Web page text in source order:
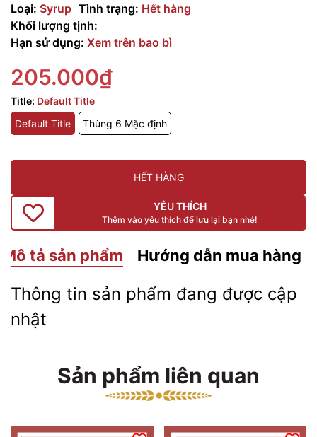
Loại: Syrup Tình trạng: Hết hàng
Khối lượng tịnh:
Hạn sử dụng: Xem trên bao bì
205.000₫
Title: Default Title
Default Title
Thùng 6 Mặc định
HẾT HÀNG
YÊU THÍCH
Thêm vào yêu thích để lưu lại bạn nhé!
Mô tả sản phẩm Hướng dẫn mua hàng
Thông tin sản phẩm đang được cập
nhật
Sản phẩm liên quan